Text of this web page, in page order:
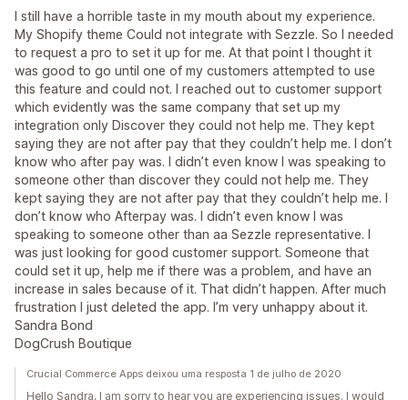
I still have a horrible taste in my mouth about my experience.
My Shopify theme Could not integrate with Sezzle. So I needed
to request a pro to set it up for me. At that point I thought it
was good to go until one of my customers attempted to use
this feature and could not. I reached out to customer support
which evidently was the same company that set up my
integration only Discover they could not help me. They kept
saying they are not after pay that they couldn’t help me. I don’t
know who after pay was. I didn’t even know I was speaking to
someone other than discover they could not help me. They
kept saying they are not after pay that they couldn’t help me. I
don’t know who Afterpay was. I didn’t even know I was
speaking to someone other than aa Sezzle representative. I
was just looking for good customer support. Someone that
could set it up, help me if there was a problem, and have an
increase in sales because of it. That didn’t happen. After much
frustration I just deleted the app. I’m very unhappy about it.
Sandra Bond
DogCrush Boutique
Crucial Commerce Apps deixou uma resposta 1 de julho de 2020
Hello Sandra, I am sorry to hear you are experiencing issues. I would